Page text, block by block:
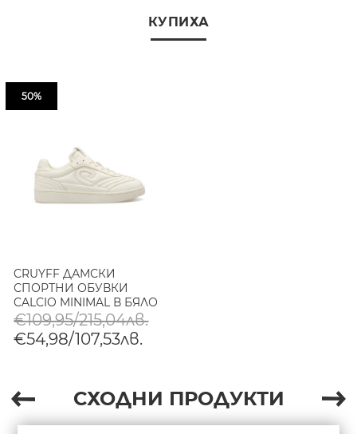
КУПИХА
50%
CRUYFF ДАМСКИ
СПОРТНИ ОБУВКИ
CALCIO MINIMAL В БЯЛО
€109,95/215,04лв.
€54,98/107,53лв.
СХОДНИ ПРОДУКТИ